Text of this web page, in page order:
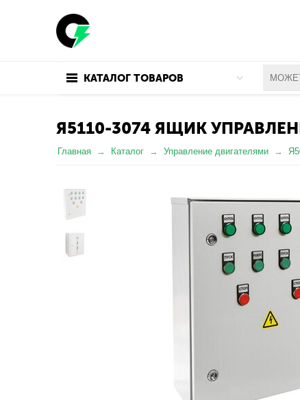
КАТАЛОГ ТОВАРОВ
Я5110-3074 ЯЩИК
Главная Каталог Управление двигателями